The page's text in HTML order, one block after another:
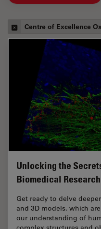
Centre of Excellence
Unlocking the
Biomedical Research
Get ready to delve
and 3D models, which
our understanding of